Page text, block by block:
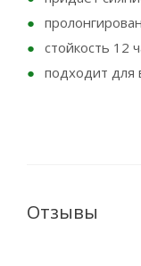
стойкость 12
подходит для
Отзывы